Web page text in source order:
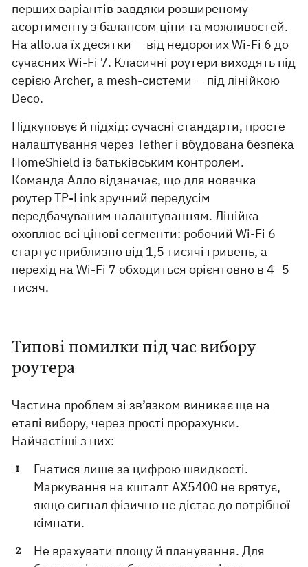
перших варіантів завдяки розширеному
асортименту з балансом ціни та можливостей.
На allo.ua їх десятки — від недорогих Wi-Fi 6 до
сучасних Wi-Fi 7. Класичні роутери виходять під
серією Archer, а mesh-системи — під лінійкою
Deco.
Підкуповує й підхід: сучасні стандарти, просте
налаштування через Tether і вбудована безпека
HomeShield із батьківським контролем.
Команда Алло відзначає, що для новачка
роутер TP-Linkзручний передусім
передбачуваним налаштуванням. Лінійка
охоплює всі цінові сегменти: робочий Wi-Fi 6
стартує приблизно від 1,5 тисячі гривень, а
перехід на Wi-Fi 7 обходиться орієнтовно в 4–5
тисяч.
Типові помилки під час вибору
роутера
Частина проблем зі зв’язком виникає ще на
етапі вибору, через прості прорахунки.
Найчастіші з них:
Гнатися лише за цифрою швидкості.
Маркування на кшталт AX5400 не врятує,
якщо сигнал фізично не дістає до потрібної
кімнати.
Не врахувати площу й планування. Для